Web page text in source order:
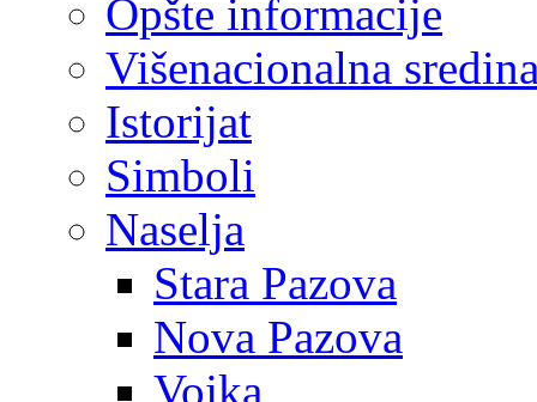
Opšte informacije
Višenacionalna
Istorijat
Simboli
Naselja
Stara Pazova
Nova Pazova
Vojka